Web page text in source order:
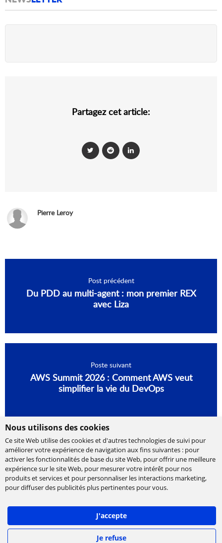
Nous utilisons des cookies
Ce site Web utilise des cookies et d'autres technologies de suivi pour
améliorer votre expérience de navigation aux fins suivantes : pour
activer les fonctionnalités de base du site Web, pour offrir une meilleure
expérience sur le site Web, pour mesurer votre intérêt pour nos
produits et services et pour personnaliser les interactions marketing,
pour diffuser des publicités plus pertinentes pour vous.
J'accepte
Je refuse
Partagez cet article:
Pierre Leroy
Post précédent
Du PDD au multi-agent : mon premier REX
avec Liza
Poste suivant
AWS Summit 2026 : Comment AWS veut
simplifier la vie du DevOps
Cabinet de conseil et d’expertises en
Ippon accompagne la transformation numérique
des entreprises, en les aidant à concevoir leur
stratégie et à déployer leur roadmap à l'échelle,
afin de délivrer rapidement la valeur attendue.